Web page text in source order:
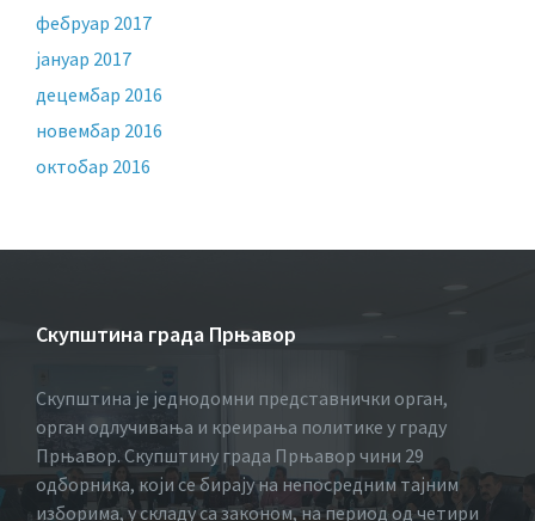
фебруар 2017
јануар 2017
децембар 2016
новембар 2016
октобар 2016
Скупштина града Прњавор
Скупштина је једнодомни представнички орган,
орган одлучивања и креирања политике у граду
Прњавор. Скупштину града Прњавор чини 29
одборника, који се бирају на непосредним тајним
изборима, у складу са законом, на период од четири